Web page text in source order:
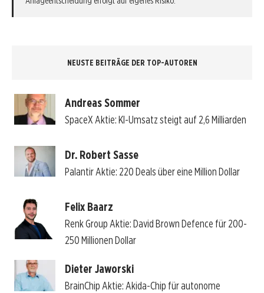
NEUSTE BEITRÄGE DER TOP-AUTOREN
Andreas Sommer
SpaceX Aktie: KI-Umsatz steigt auf 2,6 Milliarden
Dr. Robert Sasse
Palantir Aktie: 220 Deals über eine Million Dollar
Felix Baarz
Renk Group Aktie: David Brown Defence für 200-
250 Millionen Dollar
Dieter Jaworski
BrainChip Aktie: Akida-Chip für autonome